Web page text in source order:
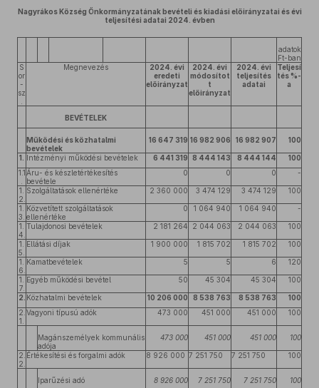
Nagyrákos Község Önkormányzatának bevételi és kiadási előirányzatai és évi
teljesítési adatai 2024. évben
adatok
Ft-ban
S
or
-
sz
Megnevezés
2024. évi
eredeti
előirányzat
2024. évi
módosítot
t
előirányzat
2024. évi
teljesítés
adatai
Teljesí
tés %-
a
BEVÉTELEK
Működési és közhatalmi
bevételek
16 647 319 16 982 906 16 982 907 100
1. Intézményi működési bevételek 6 441 319 8 444 143 8 444 144
100
1.1Áru- és készletértékesítés
bevétele
0 0 0 -
1.
2.
Szolgáltatások ellenértéke 2 360 000 3 474 129 3 474 129 100
1.
3.
Közvetített szolgáltatások
ellenértéke
0 1 064 940 1 064 940 -
1.
4.
Tulajdonosi bevételek 2 181 264 2 044 063 2 044 063 100
1.
5.
Ellátási díjak 1 900 000 1 815 702 1 815 702 100
1.
6.
Kamatbevételek 5 5 6 120
1.
7.
Egyéb működési bevétel 50 45 304 45 304 100
2. Közhatalmi bevételek 10 206 000 8 538 763 8 538 763
100
2.
1.
Vagyoni típusú adók 473 000 451 000 451 000 100
Magánszemélyek kommunális
adója
473 000 451 000 451 000 100
2.
2.
Értékesítési és forgalmi adók 8 926 000 7 251 750 7 251 750 100
Iparűzési adó 8 926 000 7 251 750 7 251 750
100